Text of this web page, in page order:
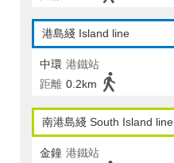
港島綫 Island line
中環 港鐵站
距離 0.2km
南港島綫 South Island line
金鐘 港鐵站